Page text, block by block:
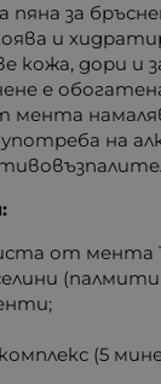
пяна за
и
кожа, дори и
е
на
от мента
комплекс (5